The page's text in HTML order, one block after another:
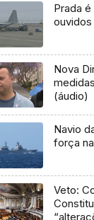
Prada
ouvidos
Nova
(áudio)
Navio
força
Veto: